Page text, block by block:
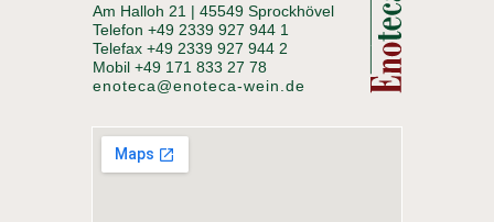
Am Halloh 21 | 45549 Sprockhövel
Telefon +49 2339 927 944 1
Telefax +49 2339 927 944 2
Mobil +49 171 833 27 78
enoteca@enoteca-wein.de